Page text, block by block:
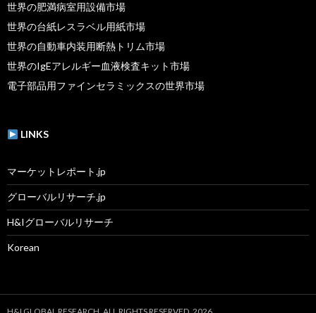
世界の肥満病室用設備市場
世界の台紙レスラベル用紙市場
世界の自動車内装用断熱トリム市場
世界のIgEアレルギー血液検査キット市場
電子部品用ファインセラミックスの世界市場
LINKS
マーケットレポート.jp
グローバルリサーチ.jp
H&Iグローバルリサーチ
Korean